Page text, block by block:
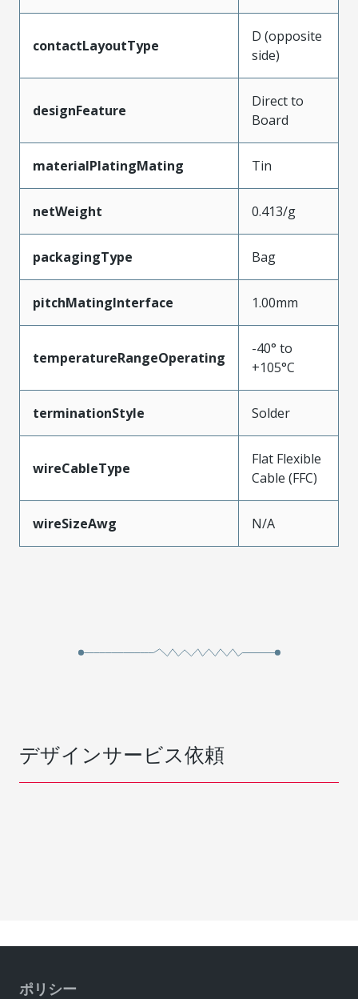
contactLayoutType
D (opposite
side)
designFeature
Direct to
Board
materialPlatingMating Tin
netWeight 0.413/g
packagingType Bag
pitchMatingInterface 1.00mm
temperatureRangeOperating
-40° to
+105°C
terminationStyle Solder
wireCableType
Flat Flexible
Cable (FFC)
wireSizeAwg N/A
デザインサービス依頼
ポリシー